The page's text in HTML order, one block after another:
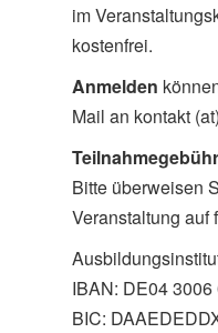
im
kostenfrei.
Anmelden
Mail an kontakt
Teilnahmegebühr
Bitte überweisen
Veranstaltung auf
IBAN: DE04
BIC: